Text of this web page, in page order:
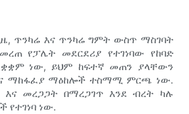
ጥንካሬ እና ጥንካሬ ግምት ውስጥ ማስገባት
የፓሌት መደርደሪያ የተገነባው የከባድ
ነው, ይህም ከፍተኛ መጠን ያላቸውን
ማከፋፈያ ማዕከሎች ተስማሚ ምርጫ ነው.
እና መረጋጋት በማረጋገጥ እንደ ብረት ካሉ
የተገነባ ነው.